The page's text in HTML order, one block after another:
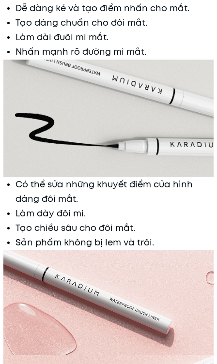
Dễ dàng kẻ và tạo điểm nhấn cho mắt.
Tạo dáng chuẩn cho đôi mắt.
Làm dài đuôi mi mắt.
Nhấn mạnh rõ đường mi mắt.
Có thể sửa những khuyết điểm của hình
dáng đôi mắt.
Làm dày đôi mi.
Tạo chiều sâu cho đôi mắt.
Sản phẩm không bị lem và trôi.